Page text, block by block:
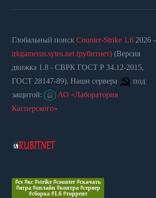
Глобальный поиск Counter-Strike 1.6 2026 -
irkgamerus.sytes.net (рубитнет) (Версия
движка 1.8 - СВРК ГОСТ Р 34.12-2015,
ГОСТ 28147-89). Наши сервера
под
защитой:
АО «Лаборатория
Касперского»
#cs #кс #strike #counter #скачать
#игра #онлайн #контра #сервер
#сборка #1.6 #торрент